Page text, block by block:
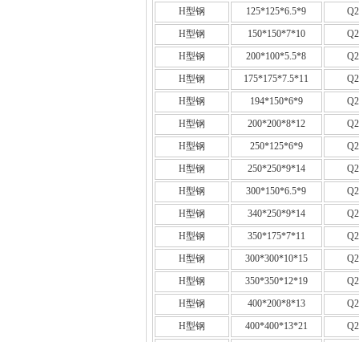
H型钢
125*125*6.5*9
H型钢
150*150*7*10
H型钢
200*100*5.5*8
H型钢
175*175*7.5*11
H型钢
194*150*6*9
H型钢
200*200*8*12
H型钢
250*125*6*9
H型钢
250*250*9*14
H型钢
300*150*6.5*9
H型钢
340*250*9*14
H型钢
350*175*7*11
H型钢
300*300*10*15
H型钢
350*350*12*19
H型钢
400*200*8*13
H型钢
400*400*13*21